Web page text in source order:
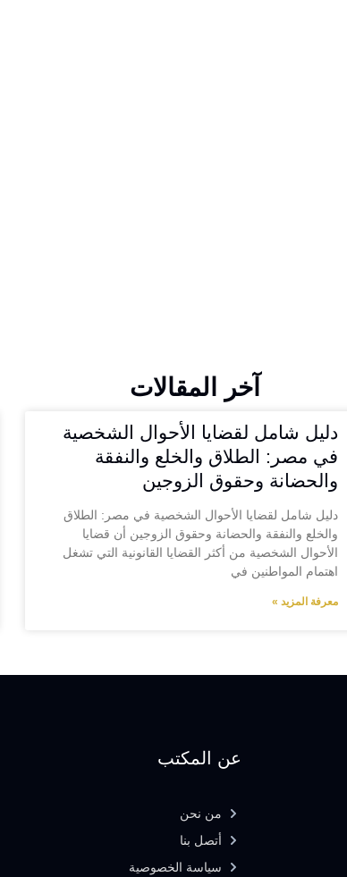
آخر المقالات
دليل شامل لقضايا الأحوال الشخصية
في مصر: الطلاق والخلع والنفقة
والحضانة وحقوق الزوجين
دليل شامل لقضايا الأحوال الشخصية في مصر: الطلاق
والخلع والنفقة والحضانة وحقوق الزوجين أن قضايا
الأحوال الشخصية من أكثر القضايا القانونية التي تشغل
اهتمام المواطنين في
معرفة المزيد »
عن المكتب
من نحن
أتصل بنا
سياسة الخصوصية